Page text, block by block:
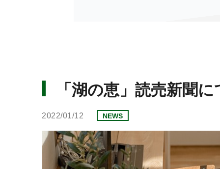
「湖の恵」読売新聞
2022/01/12 NEWS